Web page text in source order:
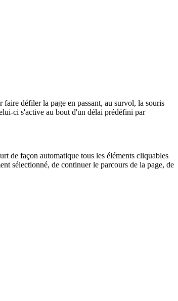
défiler la page en passant, au survol, la souris
ci s'active au bout d'un délai prédéfini par
de façon automatique tous les éléments cliquables
sélectionné, de continuer le parcours de la page, de